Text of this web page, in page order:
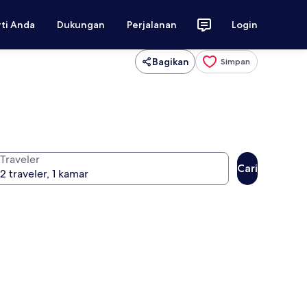
Anda Dukungan Perjalanan Login
Bagikan Simpan
Traveler
Cari